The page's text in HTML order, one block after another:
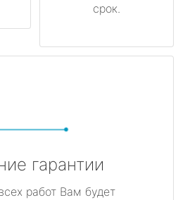
срок.
гарантии
работ Вам будет